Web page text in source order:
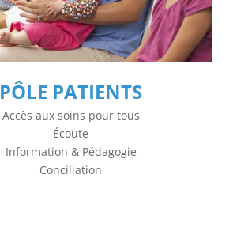
PÔLE PATIENTS
Accès aux soins pour tous
Écoute
Information & Pédagogie
Conciliation